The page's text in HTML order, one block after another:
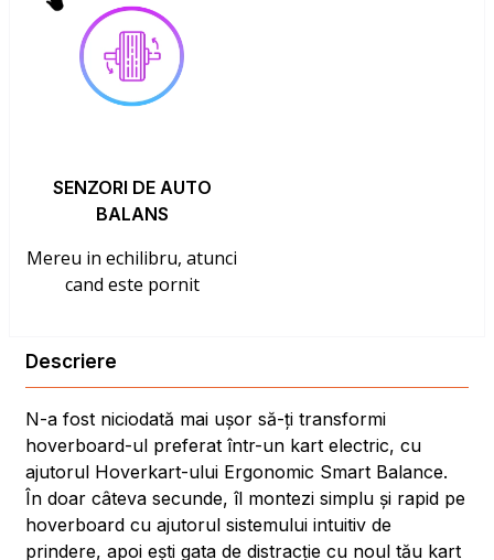
SENZORI DE AUTO
BALANS
Mereu in echilibru, atunci
cand este pornit
Descriere
N-a fost niciodată mai ușor să-ți transformi
hoverboard-ul preferat într-un kart electric, cu
ajutorul Hoverkart-ului Ergonomic Smart Balance.
În doar câteva secunde, îl montezi simplu și rapid pe
hoverboard cu ajutorul sistemului intuitiv de
prindere, apoi ești gata de distracție cu noul tău kart